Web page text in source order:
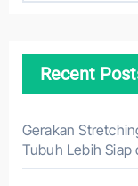
Recent
Gerakan
Tubuh Lebih Siap